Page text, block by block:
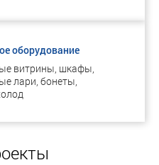
оборудование
витрины, шкафы,
лари, бонеты,